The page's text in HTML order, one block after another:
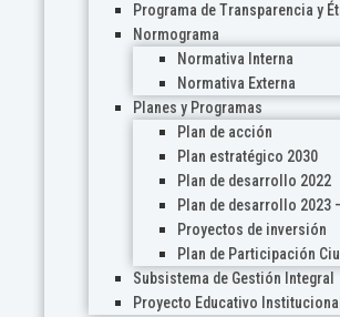
Programa de Transparencia y
Normograma
Normativa Interna
Normativa Externa
Planes y Programas
Plan de acción
Plan estratégico 2030
Plan de desarrollo 2022
Plan de desarrollo 2023
Proyectos de inversión
Plan de Participación
Subsistema de Gestión Integral
Proyecto Educativo Institucional